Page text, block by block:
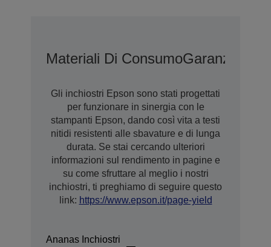
Materiali Di ConsumoGaranzia
Gli inchiostri Epson sono stati progettati
per funzionare in sinergia con le
stampanti Epson, dando così vita a testi
nitidi resistenti alle sbavature e di lunga
durata. Se stai cercando ulteriori
informazioni sul rendimento in pagine e
su come sfruttare al meglio i nostri
inchiostri, ti preghiamo di seguire questo
link: https://www.epson.it/page-yield
Ananas Inchiostri